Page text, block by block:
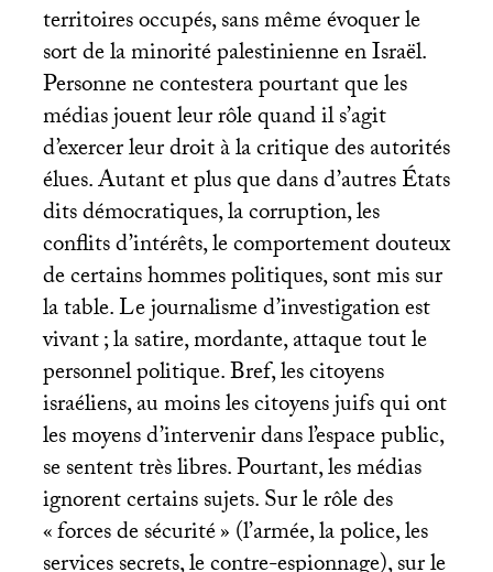
territoires occupés, sans même évoquer le
sort de la minorité palestinienne en Israël.
Personne ne contestera pourtant que les
médias jouent leur rôle quand il s’agit
d’exercer leur droit à la critique des autorités
élues. Autant et plus que dans d’autres États
dits démocratiques, la corruption, les
conflits d’intérêts, le comportement douteux
de certains hommes politiques, sont mis sur
la table. Le journalisme d’investigation est
vivant; la satire, mordante, attaque tout le
personnel politique. Bref, les citoyens
israéliens, au moins les citoyens juifs qui ont
les moyens d’intervenir dans l’espace public,
se sentent très libres. Pourtant, les médias
ignorent certains sujets. Sur le rôle des
«forces de sécurité» (l’armée, la police, les